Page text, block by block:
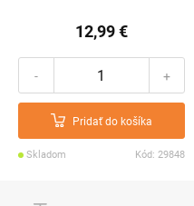
12,99 €
- +
Pridať do košíka
Skladom Kód: 29848